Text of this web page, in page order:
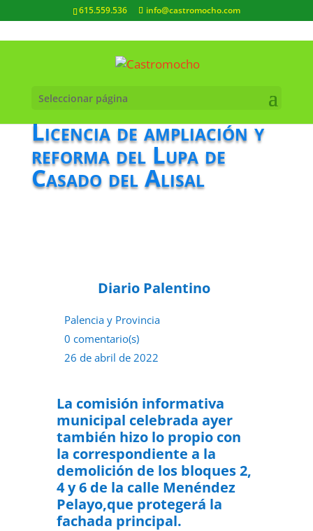
615.559.536 info@castromocho.com
Seleccionar página
Licencia de ampliación y
reforma del Lupa de
Casado del Alisal
Diario Palentino
Palencia y Provincia
0 comentario(s)
26 de abril de 2022
La comisión informativa
municipal celebrada ayer
también hizo lo propio con
la correspondiente a la
demolición de los bloques 2,
4 y 6 de la calle Menéndez
Pelayo,que protegerá la
fachada principal.